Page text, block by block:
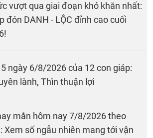
vượt qua giai đoạn khó khăn nhất:
đón DANH - LỘC đỉnh cao cuối
ngày 6/8/2026 của 12 con giáp:
lành, Thìn thuận lợi
mắn hôm nay 7/8/2026 theo
Xem số ngẫu nhiên mang tới vận